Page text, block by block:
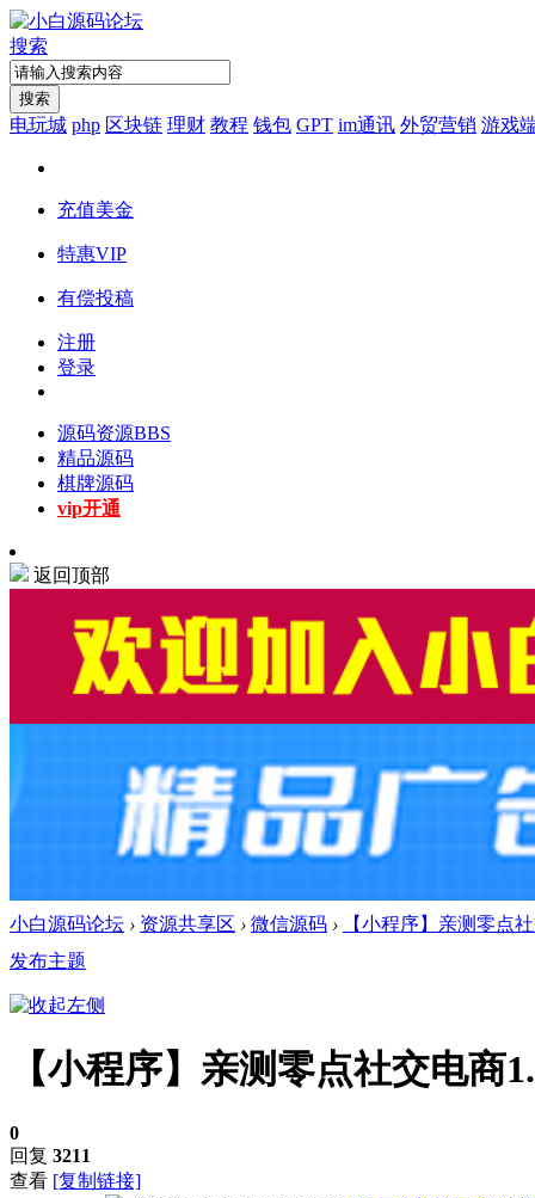
搜索
搜索
电玩城 php 区块链 理财 教程 钱包 GPT im通讯 外贸营销 游戏
充值美金
特惠VIP
有偿投稿
注册
登录
源码资源BBS
精品源码
棋牌源码
vip开通
返回顶部
小白源码论坛 › 资源共享区 › 微信源码 ›
【小程序】亲测零点
发布主题
【小程序】亲测零点社交电商
0
回复 3211
查看 [复制链接]